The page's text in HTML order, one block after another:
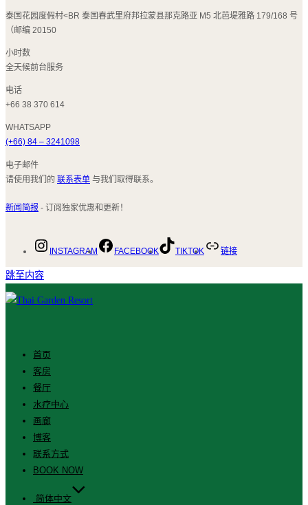
泰国花园度假村<BR 泰国春武里府邦拉蒙县那克路亚 M5 北芭堤雅路 179/168 号
（邮编 20150
小时数
全天候前台服务
电话
+66 38 370 614
WHATSAPP
(+66) 84 – 3241098
电子邮件
请使用我们的 联系表单 与我们取得联系。
新闻简报 - 订阅独家优惠和更新！
INSTAGRAM FACEBOOK TIKTOK 链接
跳至内容
首页
客房
餐厅
水疗中心
画廊
博客
联系方式
BOOK NOW
简体中文